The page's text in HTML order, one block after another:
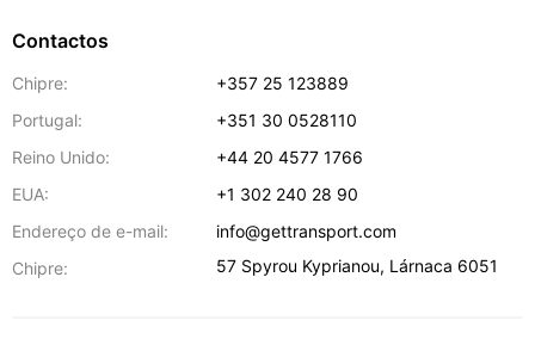
Contactos
Chipre:
+357 25 123889
Portugal:
+351 30 0528110
Reino Unido:
+44 20 4577 1766
EUA:
+1 302 240 28 90
Endereço de e-mail:
info@gettransport.com
Chipre:
57 Spyrou Kyprianou, Lárnaca 6051